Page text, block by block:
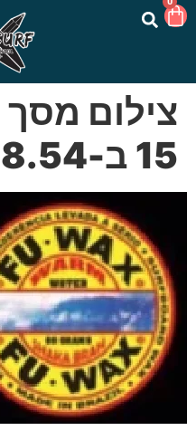
15 ב-19.08.54